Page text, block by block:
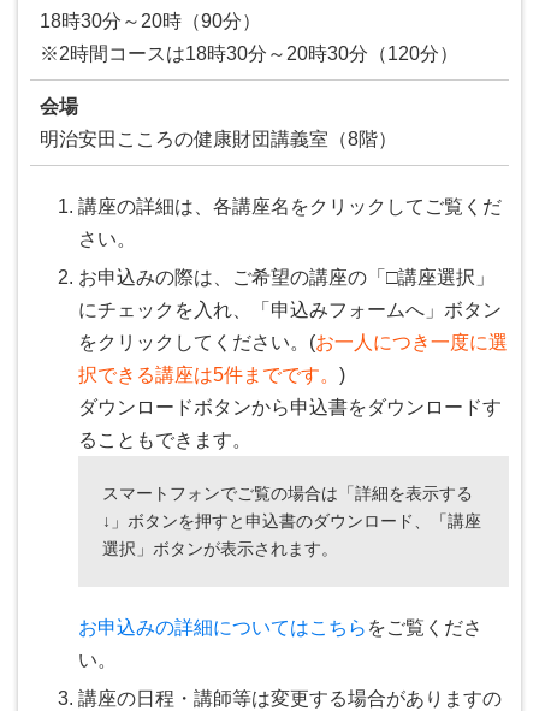
18時30分～20時（90分）
※2時間コースは18時30分～20時30分（120分）
会場
明治安田こころの健康財団講義室（8階）
講座の詳細は、各講座名をクリックしてご覧くだ
さい。
お申込みの際は、ご希望の講座の「□講座選択」
にチェックを入れ、「申込みフォームへ」ボタン
をクリックしてください。(お一人につき一度に選
択できる講座は5件までです。 )
ダウンロードボタンから申込書をダウンロードす
ることもできます。
スマートフォンでご覧の場合は「詳細を表示する
↓」ボタンを押すと申込書のダウンロード、「講座
選択」ボタンが表示されます。
お申込みの詳細についてはこちら をご覧くださ
い。
講座の日程・講師等は変更する場合がありますの